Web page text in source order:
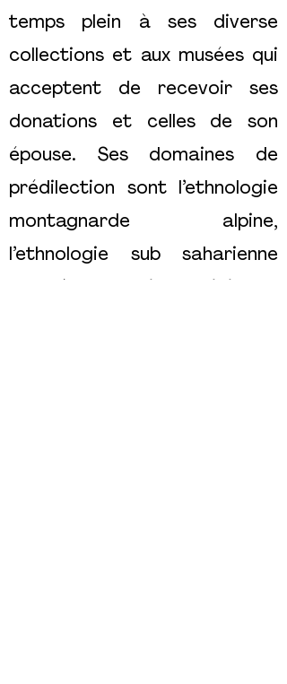
temps plein à ses diverse
collections et aux musées qui
acceptent de recevoir ses
donations et celles de son
épouse. Ses domaines de
prédilection sont l’ethnologie
montagnarde alpine,
l’ethnologie sub saharienne